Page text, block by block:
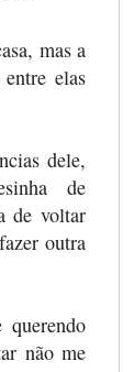
mas a
elas
dele,
de
de voltar
outra
não me